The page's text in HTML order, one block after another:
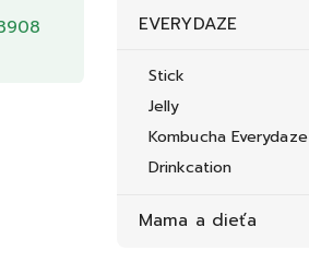
EVERYDAZE
Stick
Jelly
Kombucha Everydaze
Drinkcation
Mama a dieťa